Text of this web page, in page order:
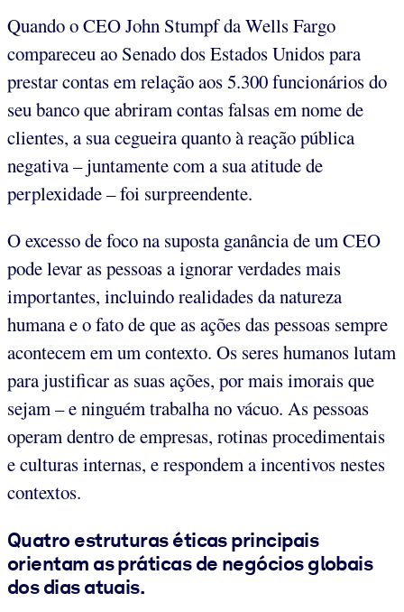
Quando o CEO John Stumpf da Wells Fargo
compareceu ao Senado dos Estados Unidos para
prestar contas em relação aos 5.300 funcionários do
seu banco que abriram contas falsas em nome de
clientes, a sua cegueira quanto à reação pública
negativa – juntamente com a sua atitude de
perplexidade – foi surpreendente.
O excesso de foco na suposta ganância de um CEO
pode levar as pessoas a ignorar verdades mais
importantes, incluindo realidades da natureza
humana e o fato de que as ações das pessoas sempre
acontecem em um contexto. Os seres humanos lutam
para justificar as suas ações, por mais imorais que
sejam – e ninguém trabalha no vácuo. As pessoas
operam dentro de empresas, rotinas procedimentais
e culturas internas, e respondem a incentivos nestes
contextos.
Quatro estruturas éticas principais
orientam as práticas de negócios globais
dos dias atuais.